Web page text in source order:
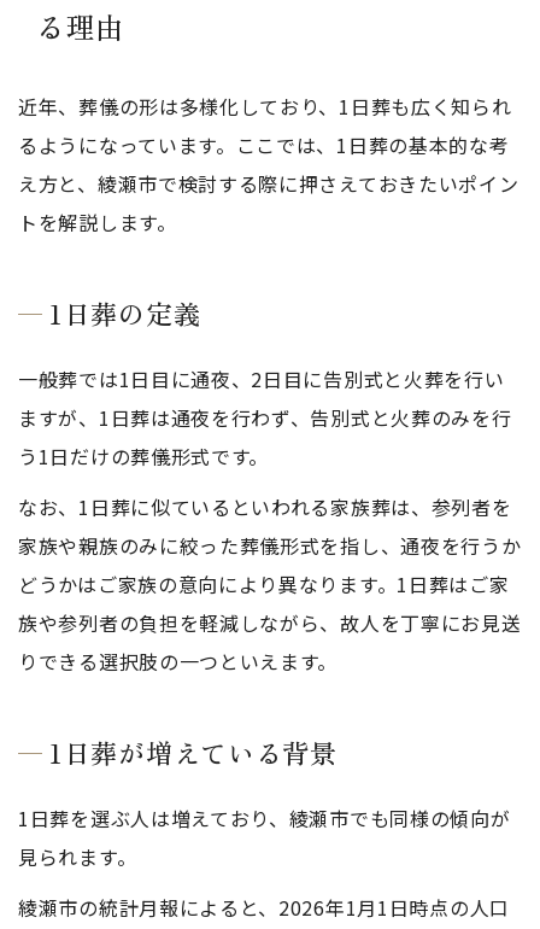
る理由
近年、葬儀の形は多様化しており、1日葬も広く知られ
るようになっています。ここでは、1日葬の基本的な考
え方と、綾瀬市で検討する際に押さえておきたいポイン
トを解説します。
1日葬の定義
一般葬では1日目に通夜、2日目に告別式と火葬を行い
ますが、1日葬は通夜を行わず、告別式と火葬のみを行
う1日だけの葬儀形式です。
なお、1日葬に似ているといわれる家族葬は、参列者を
家族や親族のみに絞った葬儀形式を指し、通夜を行うか
どうかはご家族の意向により異なります。1日葬はご家
族や参列者の負担を軽減しながら、故人を丁寧にお見送
りできる選択肢の一つといえます。
1日葬が増えている背景
1日葬を選ぶ人は増えており、綾瀬市でも同様の傾向が
見られます。
綾瀬市の統計月報によると、2026年1月1日時点の人口